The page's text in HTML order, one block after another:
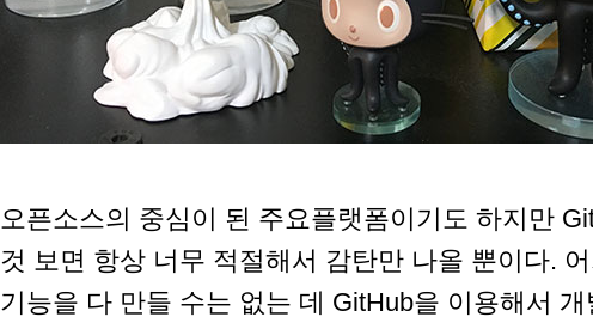
오픈소스의 중심이 된 주요플랫폼이기도 하지만
것 보면 항상 너무 적절해서 감탄만 나올 뿐이다.
기능을 다 만들 수는 없는 데 GitHub을 이용해서